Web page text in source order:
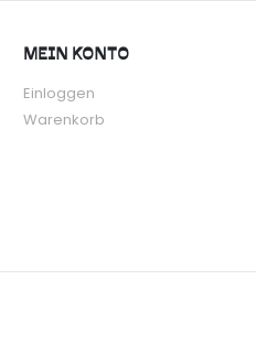
MEIN KONTO
Einloggen
Warenkorb